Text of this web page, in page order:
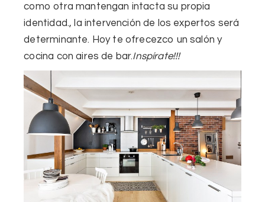
como otra mantengan intacta su propia
identidad., la intervención de los expertos será
determinante. Hoy te ofrecezco un salón y
cocina con aires de bar.Inspírate!!!